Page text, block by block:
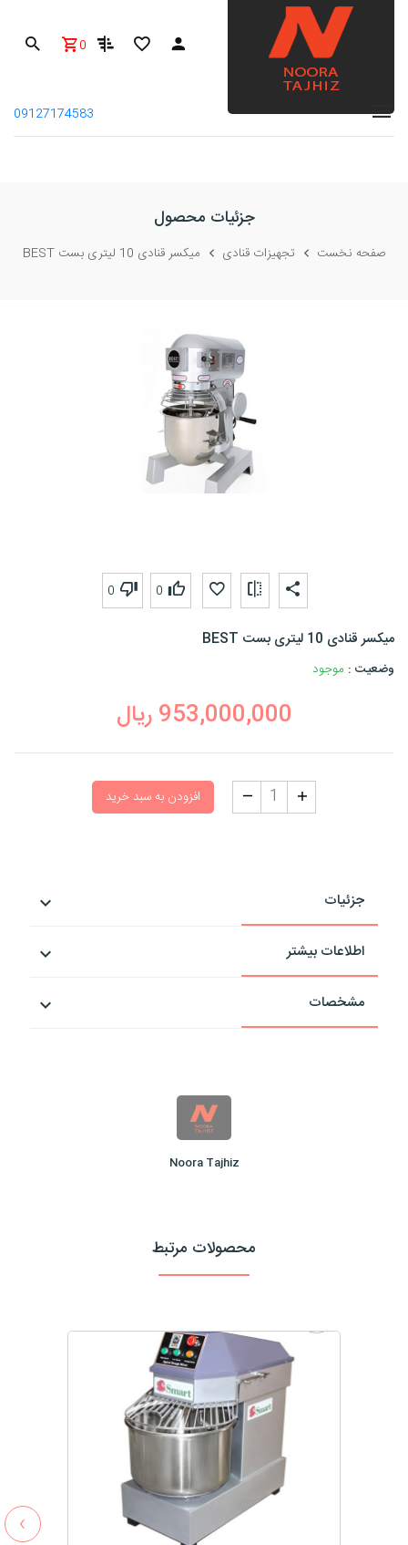
0
09127174583
جزئیات محصول
صفحه نخست تجهیزات قنادی میکسر قنادی 10 لیتری بست BEST
0
0
میکسر قنادی 10 لیتری بست BEST
وضعیت : موجود
953,000,000 ریال
افزودن به سبد خرید
جزئیات
اطلاعات بیشتر
مشخصات
Noora Tajhiz
محصولات مرتبط
›